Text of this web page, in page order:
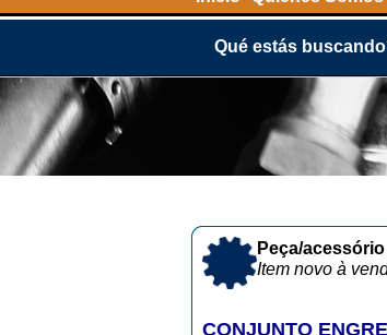
Qué estás
Peça/
Item novo à
CONJUNTO